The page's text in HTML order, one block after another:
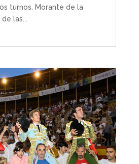
turnos. Morante de la
las...